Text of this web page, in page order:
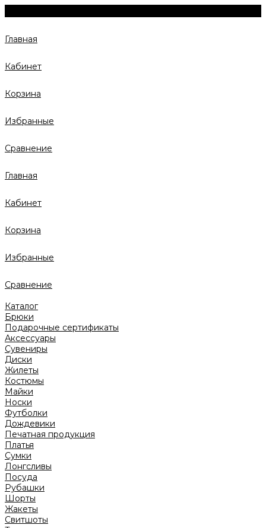
Главная
Кабинет
Корзина
Избранные
Сравнение
Главная
Кабинет
Корзина
Избранные
Сравнение
Каталог
Брюки
Подарочные сертификаты
Аксессуары
Сувениры
Диски
Жилеты
Костюмы
Майки
Носки
Футболки
Дождевики
Печатная продукция
Платья
Сумки
Лонгсливы
Посуда
Рубашки
Шорты
Жакеты
Свитшоты